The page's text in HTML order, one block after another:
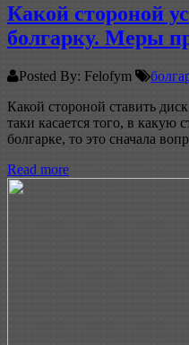
Какой стороной
болгарку. Меры
Posted By: Felofym
Какой стороной ставить
таки касается того, в какую
болгарке, то это сначала
Read more